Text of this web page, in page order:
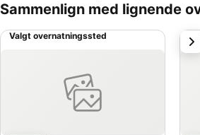
Overnatningsstedet råder over en række
værelser med en kingsize-seng og en
skrivebord til rådighed. Mulighed for at
tillige nævnes et par hjemmesko. På
rådighed for gæsterne.
med barrierefrit badeværelse.
Sammenlign med lignende
Valgt overnatningssted